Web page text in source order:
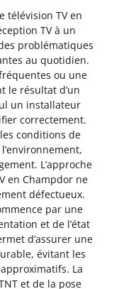
télévision TV en
TV à un
problématiques
au quotidien.
ou une
le résultat d’un
un installateur
correctement.
conditions de
L’approche
en Champdor ne
défectueux.
par une
et de l’état
d’assurer une
évitant les
La
et de la pose